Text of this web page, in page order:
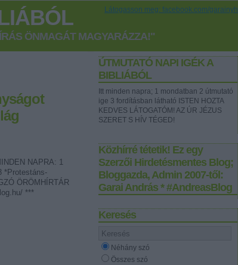
Látogasson meg: facebook.com/garainyh
ÖNMAGÁT MAGYARÁZZA!"
ÚTMUTATÓ NAPI IGÉK A
BIBLIÁBÓL
Itt minden napra; 1 mondatban 2 útmutató
ige 3 fordításban látható ISTEN HOZTA
KEDVES LÁTOGATÓM! AZ ÚR JÉZUS
SZERET S HÍV TÉGED!
Közhírré tétetik! Ez egy
Szerzői Hirdetésmentes Blog;
Bloggazda, Admin 2007-től:
Garai András * #AndreasBlog
Keresés
Néhány szó
Összes szó
NAPRA: 1
*Protestáns-
ÖRÖMHÍRTÁR
***